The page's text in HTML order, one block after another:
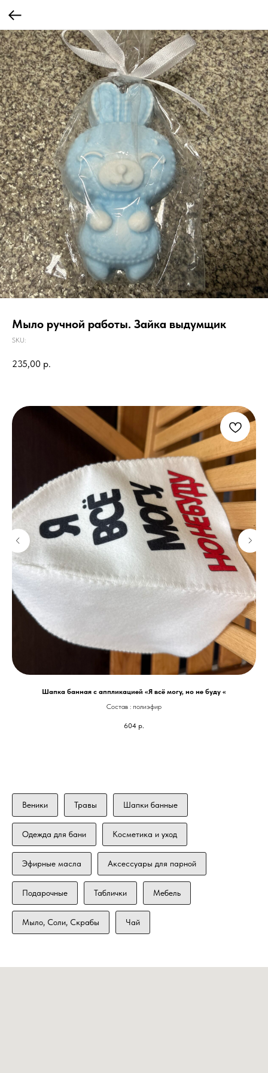
Мыло ручной работы. Зайка выдумщик
SKU:
235,00 р.
Шапка банная с аппликацией «Я всё могу, но не буду «
Состав : полиэфир
604 р.
Веники Травы Шапки банные
Одежда для бани Косметика и уход
Эфирные масла Аксессуары для парной
Подарочные Таблички Мебель
Мыло, Соли, Скрабы Чай